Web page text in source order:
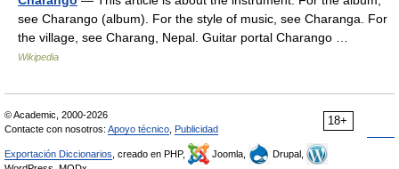
see Charango (album). For the style of music, see Charanga. For
the village, see Charang, Nepal. Guitar portal Charango …
Wikipedia
18+
© Academic, 2000-2026
Contacte con nosotros: Apoyo técnico Publicidad
Exportación Diccionarios , creado en PHP, Joomla,
Drupal,